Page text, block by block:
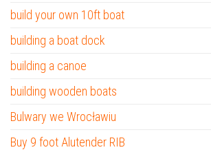
build your own 10ft boat
building a boat dock
building a canoe
building wooden boats
Bulwary we Wrocławiu
Buy 9 foot Alutender RIB